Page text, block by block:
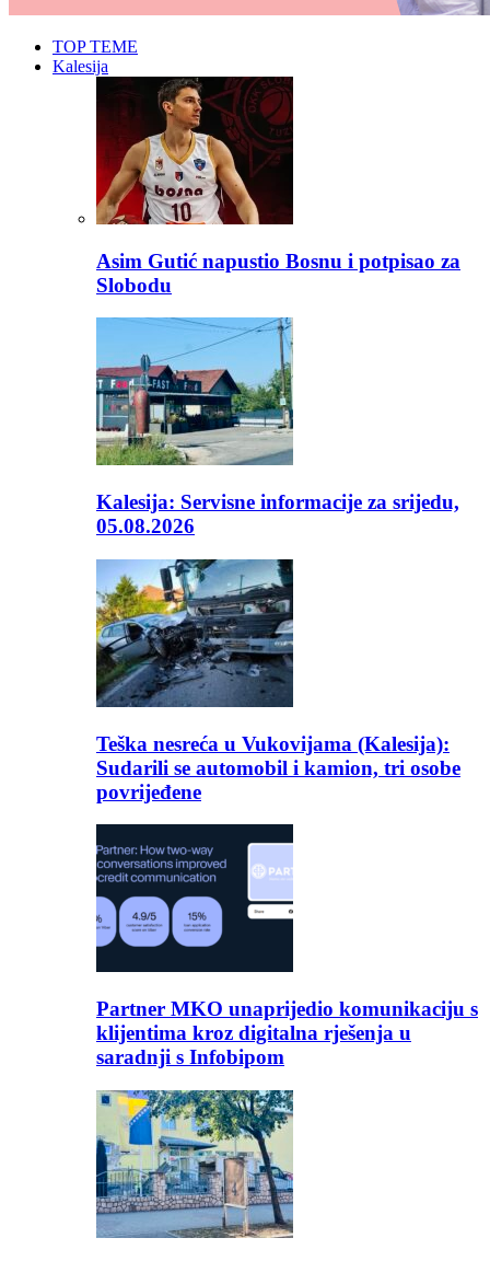
TOP TEME
Kalesija
Asim Gutić napustio Bosnu i potpisao za
Slobodu
Kalesija: Servisne informacije za srijedu,
05.08.2026
Teška nesreća u Vukovijama (Kalesija):
Sudarili se automobil i kamion, tri osobe
povrijeđene
Partner MKO unaprijedio komunikaciju s
klijentima kroz digitalna rješenja u
saradnji s Infobipom